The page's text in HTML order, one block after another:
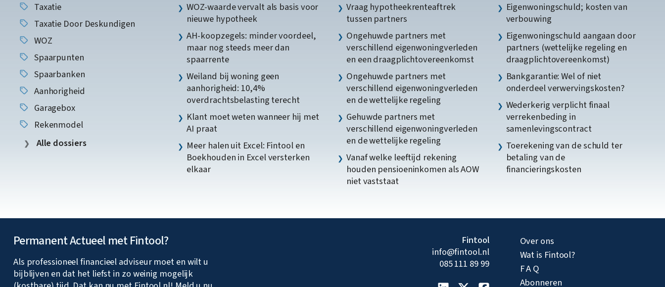
Taxatie
Taxatie Door Deskundigen
WOZ
Spaarpunten
Spaarbanken
Aanhorigheid
Garagebox
Rekenmodel
Alle dossiers
WOZ-waarde vervalt als basis voor
nieuwe hypotheek
AH-koopzegels: minder voordeel,
maar nog steeds meer dan
spaarrente
Weiland bij woning geen
aanhorigheid: 10,4%
overdrachtsbelasting terecht
Klant moet weten wanneer hij met
AI praat
Meer halen uit Excel: Fintool en
Boekhouden in Excel versterken
elkaar
Vraag hypotheekrenteaftrek
tussen partners
Ongehuwde partners met
verschillend eigenwoningverleden
en een draagplichtovereenkomst
Ongehuwde partners met
verschillend eigenwoningverleden
en de wettelijke regeling
Gehuwde partners met
verschillend eigenwoningverleden
en de wettelijke regeling
Vanaf welke leeftijd rekening
houden pensioeninkomen als AOW
niet vaststaat
Eigenwoningschuld; kosten van
verbouwing
Eigenwoningschuld aangaan door
partners (wettelijke regeling en
draagplichtovereenkomst)
Bankgarantie: Wel of niet
onderdeel verwervingskosten?
Wederkerig verplicht finaal
verrekenbeding in
samenlevingscontract
Toerekening van de schuld ter
betaling van de
financieringskosten
Permanent Actueel met Fintool?
Als professioneel financieel adviseur moet en wilt u
bijblijven en dat het liefst in zo weinig mogelijk
Fintool
info@fintool.nl
085 111 89 99
Over ons
Wat is Fintool?
F A Q
Abonneren